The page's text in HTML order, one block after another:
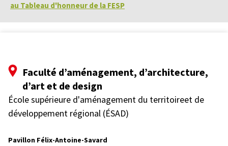
au Tableau d'honneur de la FESP
Faculté d’aménagement, d’architecture,
d’art et de design
École supérieure d'aménagement du territoireet de
développement régional (ÉSAD)
Pavillon Félix-Antoine-Savard